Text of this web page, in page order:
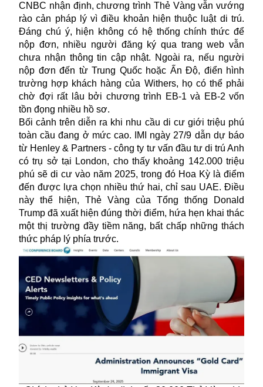
CNBC nhận định, chương trình Thẻ Vàng vẫn vướng
rào cản pháp lý vì điều khoản hiện thuộc luật di trú.
Đáng chú ý, hiện không có hệ thống chính thức để
nộp đơn, nhiều người đăng ký qua trang web vẫn
chưa nhận thông tin cập nhật. Ngoài ra, nếu người
nộp đơn đến từ Trung Quốc hoặc Ấn Độ, điển hình
trường hợp khách hàng của Withers, họ có thể phải
chờ đợi rất lâu bởi chương trình EB-1 và EB-2 vốn
tồn đọng nhiều hồ sơ.
Bối cảnh trên diễn ra khi nhu cầu di cư giới triệu phú
toàn cầu đang ở mức cao. IMI ngày 27/9 dẫn dự báo
từ Henley & Partners - công ty tư vấn đầu tư di trú Anh
có trụ sở tại London, cho thấy khoảng 142.000 triệu
phú sẽ di cư vào năm 2025, trong đó Hoa Kỳ là điểm
đến được lựa chọn nhiều thứ hai, chỉ sau UAE. Điều
này thể hiện, Thẻ Vàng của Tổng thống Donald
Trump đã xuất hiện đúng thời điểm, hứa hẹn khai thác
một thị trường đầy tiềm năng, bất chấp những thách
thức pháp lý phía trước.